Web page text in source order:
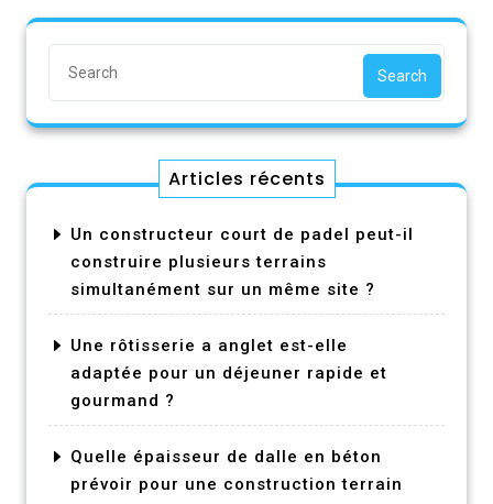
Search
Articles récents
Un constructeur court de padel peut-il
construire plusieurs terrains
simultanément sur un même site ?
Une rôtisserie a anglet est-elle
adaptée pour un déjeuner rapide et
gourmand ?
Quelle épaisseur de dalle en béton
prévoir pour une construction terrain